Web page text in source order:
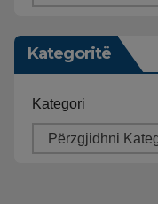
Kategoritë
Kategori